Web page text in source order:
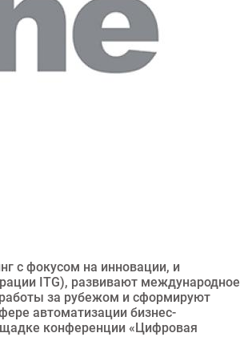
с фокусом на инновации, и
ITG), развивают международное
за рубежом и сформируют
автоматизации бизнес-
конференции «Цифровая